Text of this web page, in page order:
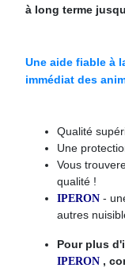
à long terme
Une aide fiable à
immédiat des
Qualité
Une
Vous
qualité !
IPERON -
autres
Pour plus
IPERON ,